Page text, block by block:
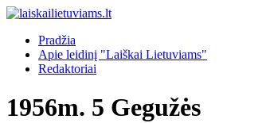
Pradžia
Apie leidinį "Laiškai Lietuviams"
Redaktoriai
1956m. 5 Gegužės